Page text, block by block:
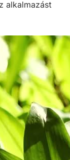
alkalmazást